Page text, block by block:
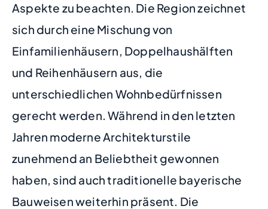
Aspekte zu beachten. Die Region zeichnet
sich durch eine Mischung von
Einfamilienhäusern, Doppelhaushälften
und Reihenhäusern aus, die
unterschiedlichen Wohnbedürfnissen
gerecht werden. Während in den letzten
Jahren moderne Architekturstile
zunehmend an Beliebtheit gewonnen
haben, sind auch traditionelle bayerische
Bauweisen weiterhin präsent. Die